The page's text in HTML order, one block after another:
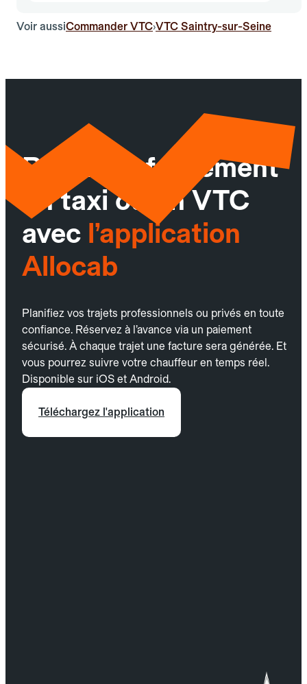
Voir aussiCommander VTC›VTC Saintry-sur-Seine
Réservez facilement
un taxi ou un VTC
avec l’application
Allocab
Planifiez vos trajets professionnels ou privés en toute
confiance. Réservez à l’avance via un paiement
sécurisé. À chaque trajet une facture sera générée. Et
vous pourrez suivre votre chauffeur en temps réel.
Disponible sur iOS et Android.
Téléchargez l'application